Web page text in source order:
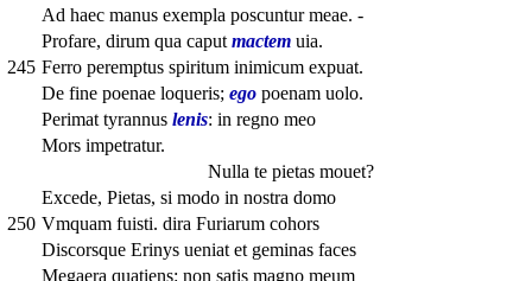
Ad haec manus exempla poscuntur meae. -
Profare, dirum qua caput mactem uia.
245 Ferro peremptus spiritum inimicum expuat.
De fine poenae loqueris; ego poenam uolo.
Perimat tyrannus lenis: in regno meo
Mors impetratur.
Nulla te pietas mouet?
Excede, Pietas, si modo in nostra domo
250 Vmquam fuisti. dira Furiarum cohors
Discorsque Erinys ueniat et geminas faces
Megaera quatiens: non satis magno meum